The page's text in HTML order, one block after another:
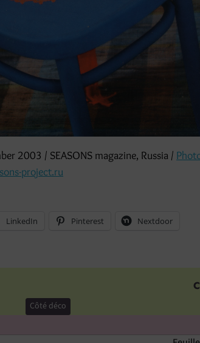
2003 / SEASONS magazine, Russia /
project.ru
LinkedIn Pinterest Nextdoor
Côté déco